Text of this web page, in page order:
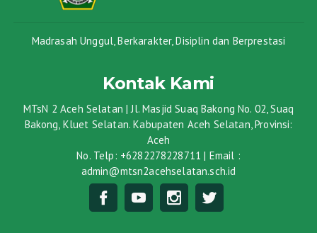
Madrasah Unggul, Berkarakter, Disiplin dan Berprestasi
Kontak Kami
MTsN 2 Aceh Selatan | Jl. Masjid Suaq Bakong No. 02, Suaq
Bakong, Kluet Selatan. Kabupaten Aceh Selatan, Provinsi:
Aceh
No. Telp: +6282278228711 | Email :
admin@mtsn2acehselatan.sch.id